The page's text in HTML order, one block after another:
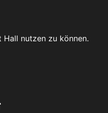
nutzen zu können.